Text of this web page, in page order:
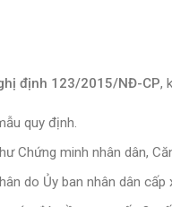
định 123/2015/NĐ-CP,
quy định.
Chứng minh nhân dân,
do Ủy ban nhân dân